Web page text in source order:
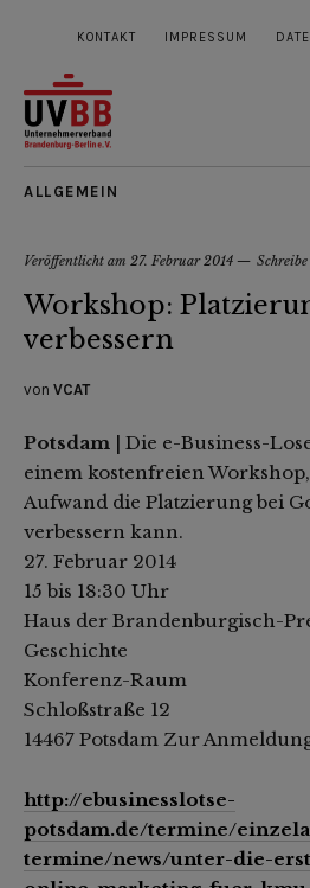
KONTAKT IMPRESSUM
ALLGEMEIN
Veröffentlicht am 27. Februar 2014
Workshop:
verbessern
von VCAT
Potsdam | Die e-Business-
einem kostenfreien
Aufwand die Platzierung bei
verbessern kann.
27. Februar 2014
15 bis 18:30 Uhr
Haus der Brandenburgisch-
Geschichte
Konferenz-Raum
Schloßstraße 12
14467 Potsdam Zur
http://ebusinesslotse-
potsdam.de/termine/
termine/news/unter-die-